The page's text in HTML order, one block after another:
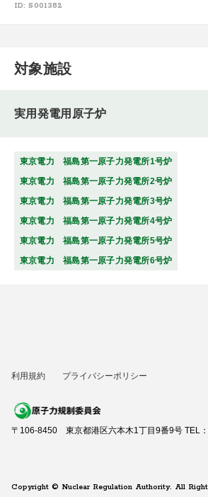
ID: S001382
対象施設
実用発電用原子炉
東京電力 福島第一原子力発電所1号炉
東京電力 福島第一原子力発電所2号炉
東京電力 福島第一原子力発電所3号炉
東京電力 福島第一原子力発電所4号炉
東京電力 福島第一原子力発電所5号炉
東京電力 福島第一原子力発電所6号炉
利用規約 プライバシーポリシー
〒106-8450 東京都港区六本木1丁目9番9号 TEL：
Copyright © Nuclear Regulation Authority. All